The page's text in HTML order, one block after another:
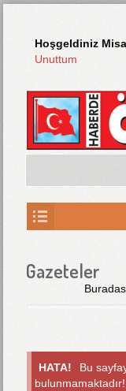
Hoşgeldiniz
Unuttum
Gazeteler
HATA!
Bu
bulunmamaktadır!